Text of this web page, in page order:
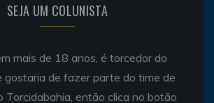
SEJA UM COLUNISTA
mais de 18 anos, é torcedor do
gostaria de fazer parte do time de
Torcidabahia, então clica no botão